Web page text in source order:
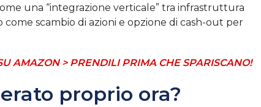
una “integrazione verticale” tra infrastruttura
scambio di azioni e opzione di cash-out per
AMAZON > PRENDILI PRIMA CHE SPARISCANO!
proprio ora?